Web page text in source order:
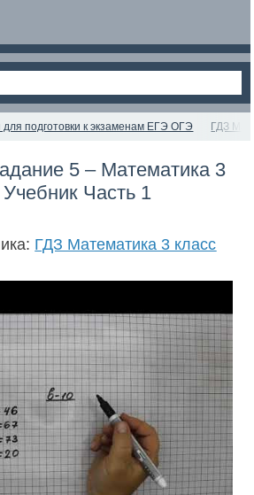
для подготовки к экзаменам ЕГЭ ОГЭ ГДЗ
5 – Математика 3
Часть 1
ГДЗ Математика 3 класс